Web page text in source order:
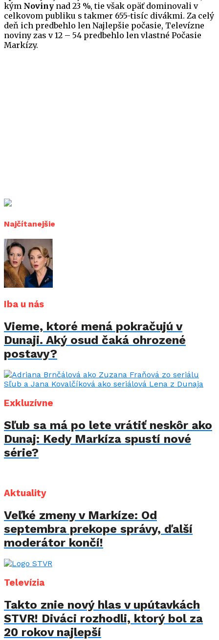
kým Noviny nad 23 %, tie však opäť dominovali v
celkovom publiku s takmer 655-tisíc divákmi. Za celý
deň ich predbehlo len Najlepšie počasie, Televízne
noviny zas v 12 – 54 predbehlo len vlastné Počasie
Markízy.
Najčítanejšie
Iba u nás
Vieme, ktoré mená pokračujú v
Dunaji. Aký osud čaká ohrozené
postavy?
Exkluzívne
Sľub sa má po lete vrátiť neskôr ako
Dunaj: Kedy Markíza spustí nové
série?
Aktuality
Veľké zmeny v Markíze: Od
septembra prekope správy, ďalší
moderátor končí!
Televízia
Takto znie nový hlas v upútavkách
STVR! Diváci rozhodli, ktorý bol za
20 rokov najlepší